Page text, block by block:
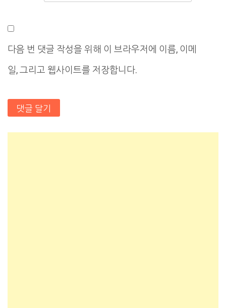
다음 번 댓글 작성을 위해 이 브라우저에 이름, 이메
일, 그리고 웹사이트를 저장합니다.